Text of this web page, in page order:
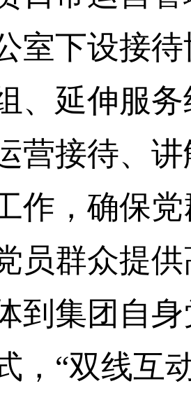
室下设接
、延伸服
营接待、
作，确保
员群众提
集团自身
，“双线互